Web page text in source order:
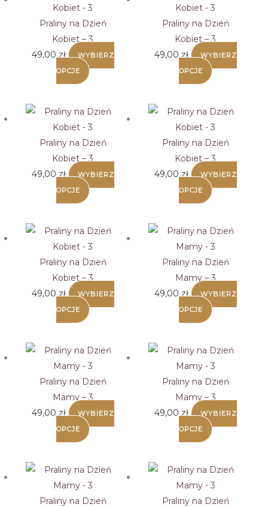
Praliny na Dzień
Kobiet – 3
49,00 zł
WYBIERZ
OPCJE
Praliny na Dzień
Kobiet – 3
49,00 zł
WYBIERZ
OPCJE
Praliny na Dzień
Kobiet – 3
49,00 zł
WYBIERZ
OPCJE
Praliny na Dzień
Kobiet – 3
49,00 zł
WYBIERZ
OPCJE
Praliny na Dzień
Kobiet – 3
49,00 zł
WYBIERZ
OPCJE
Praliny na Dzień
Mamy – 3
49,00 zł
WYBIERZ
OPCJE
Praliny na Dzień
Mamy – 3
49,00 zł
WYBIERZ
OPCJE
Praliny na Dzień
Mamy – 3
49,00 zł
WYBIERZ
OPCJE
Praliny na Dzień
Praliny na Dzień